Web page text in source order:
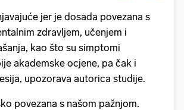
jer je dosada povezana s
zdravljem, učenjem i
kao što su simptomi
akademske ocjene, pa čak i
upozorava autorica studije.
povezana s našom pažnjom.